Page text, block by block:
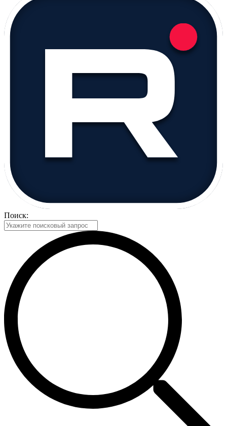
Поиск: